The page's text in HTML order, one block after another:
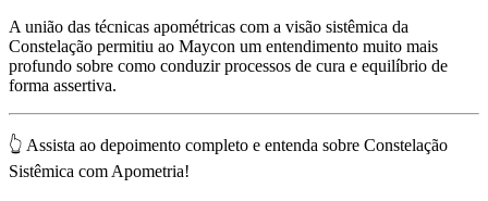
A união das técnicas apométricas com a visão sistêmica da
Constelação permitiu ao Maycon um entendimento muito mais
profundo sobre como conduzir processos de cura e equilíbrio de
forma assertiva.
👆 Assista ao depoimento completo e entenda sobre Constelação
Sistêmica com Apometria!